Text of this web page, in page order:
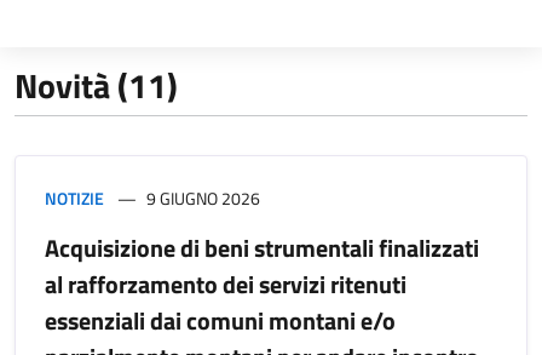
Novità (11)
NOTIZIE 9 GIUGNO 2026
Acquisizione di beni strumentali finalizzati
al rafforzamento dei servizi ritenuti
essenziali dai comuni montani e/o